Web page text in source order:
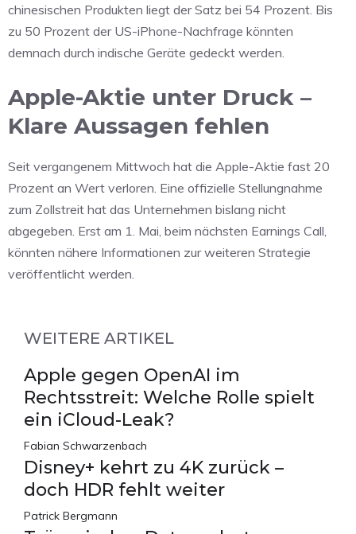
chinesischen Produkten liegt der Satz bei 54 Prozent. Bis
zu 50 Prozent der US-iPhone-Nachfrage könnten
demnach durch indische Geräte gedeckt werden.
Apple-Aktie unter Druck –
Klare Aussagen fehlen
Seit vergangenem Mittwoch hat die Apple-Aktie fast 20
Prozent an Wert verloren. Eine offizielle Stellungnahme
zum Zollstreit hat das Unternehmen bislang nicht
abgegeben. Erst am 1. Mai, beim nächsten Earnings Call,
könnten nähere Informationen zur weiteren Strategie
veröffentlicht werden.
WEITERE ARTIKEL
Apple gegen OpenAI im
Rechtsstreit: Welche Rolle spielt
ein iCloud-Leak?
Fabian Schwarzenbach
Disney+ kehrt zu 4K zurück –
doch HDR fehlt weiter
Patrick Bergmann